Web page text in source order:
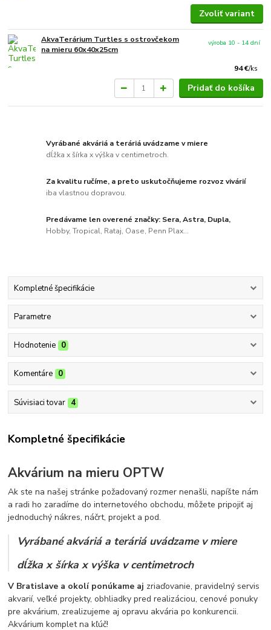
Zvoliť variant
AkvaTerárium Turtles s ostrovčekom
na mieru 60x40x25cm
94 €/ks
výroba 10 - 14 dní
Pridať do košíka
Vyrábané akváriá a teráriá uvádzame v miere
dĺžka x šírka x výška v centimetroch.
Za kvalitu ručíme, a preto uskutočňujeme rozvoz vivárií
iba vlastnou dopravou.
Predávame len overené značky: Sera, Astra, Dupla,
Hobby, Tropical, Rataj, Oase, Penn Plax...
Kompletné špecifikácie
Parametre
Hodnotenie 0
Komentáre 0
Súvisiaci tovar 4
Kompletné špecifikácie
Akvárium na mieru OPTW
Ak ste na našej stránke požadovaný rozmer nenašli, napíšte nám
a radi ho zaradíme do internetového obchodu, môžete pripojiť aj
jednoduchý nákres, náčrt, projekt a pod.
Vyrábané akváriá a teráriá uvádzame v miere
dĺžka x šírka x výška v centimetroch
V Bratislave a okolí ponúkame aj zriaďovanie, pravidelný servis
akvarií, veľké projekty, obhliadky pred realizáciou, cenové ponuky
pre akvárium, zrealizujeme aj opravu akvária po konkurencii.
Akvárium komplet na kľúč!